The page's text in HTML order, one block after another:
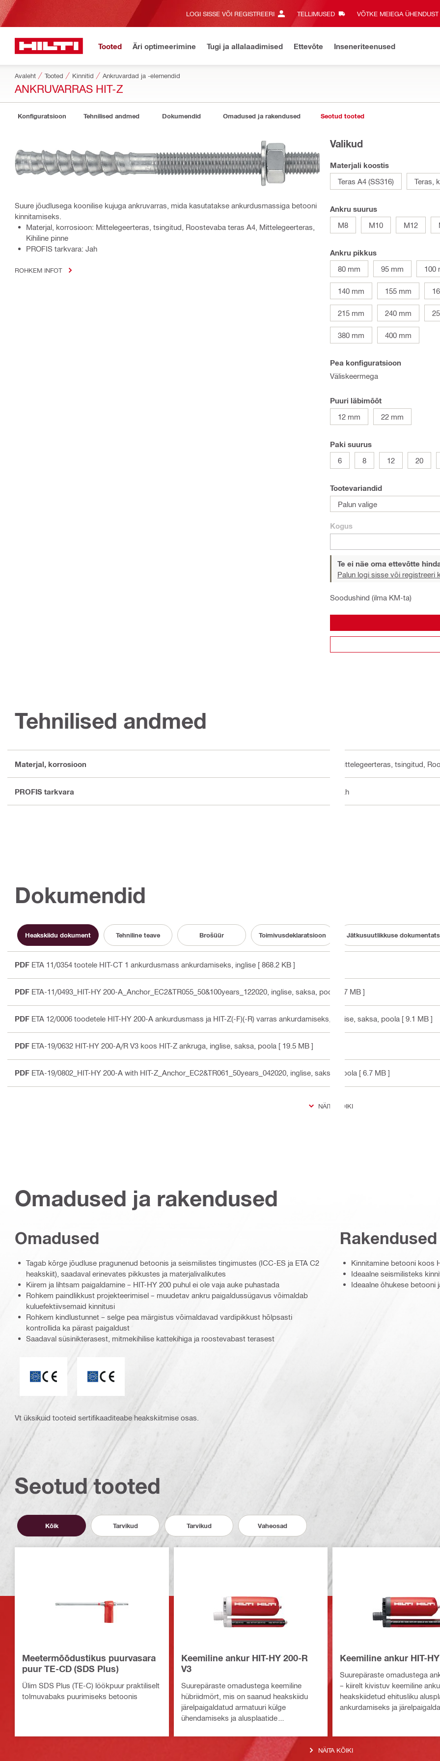
LOGI SISSE VÕI REGISTREERI TELLIMUSED VÕTKE MEIEGA ÜHENDUST‎
Tooted Äri optimeerimine Tugi ja allalaadimised Ettevõte Inseneriteenused
Avaleht Tooted Kinnitid Ankruvardad ja -elemendid
ANKRUVARRAS HIT-Z
Konfiguratsioon Tehnilised andmed Dokumendid Omadused ja rakendused Seotud tooted
Suure jõudlusega koonilise kujuga ankruvarras, mida kasutatakse ankurdusmassiga betooni
kinnitamiseks.
Materjal, korrosioon: Mittelegeerteras, tsingitud, Roostevaba teras A4, Mittelegeerteras,
Kihiline pinne
PROFIS tarkvara: Jah
ROHKEM INFOT
Valikud
Materjali koostis
Teras A4 (SS316)
Teras,
Ankru suurus
M8
M10 M12
Ankru pikkus
80 mm
95 mm 100
140 mm 155 mm
215 mm 240 mm
380 mm 400 mm
Pea konfiguratsioon
Väliskeermega
Puuri läbimõõt
12 mm
22 mm
Paki suurus
6
8 12 20
Tootevariandid
Palun valige
Kogus
Te ei näe oma ettevõtte
Palun logi sisse või registreeri
Soodushind (ilma KM-ta)
Tehnilised andmed
Materjal, korrosioon Mittelegeerteras, tsingitud,
PROFIS tarkvara Jah
Dokumendid
Heakskiidu dokument Tehniline teave Brošüür Toimivusdeklaratsioon Jätkusuutlikkuse
PDF ETA 11/0354 tootele HIT-CT 1 ankurdusmass ankurdamiseks , inglise [ 868.2 KB ]
PDF ETA-11/0493_HIT-HY 200-A_Anchor_EC2&TR055_50&100years_122020 , inglise, saksa, poola [ 7 MB ]
PDF ETA 12/0006 toodetele HIT-HY 200-A ankurdusmass ja HIT-Z(-F)(-R) varras ankurdamiseks , inglise, saksa, poola [ 9.1 MB ]
PDF ETA-19/0632 HIT-HY 200-A/R V3 koos HIT-Z ankruga , inglise, saksa, poola [ 19.5 MB ]
PDF ETA-19/0802_HIT-HY 200-A with HIT-Z_Anchor_EC2&TR061_50years_042020 , inglise, saksa, poola [ 6.7 MB ]
NÄITA KÕIKI
Omadused ja rakendused
Omadused
Tagab kõrge jõudluse pragunenud betoonis ja seismilistes tingimustes (ICC-ES ja ETA C2
heakskiit), saadaval erinevates pikkustes ja materjalivalikutes
Kiirem ja lihtsam paigaldamine – HIT-HY 200 puhul ei ole vaja auke puhastada
Rohkem paindlikkust projekteerimisel – muudetav ankru paigaldussügavus võimaldab
kuluefektiivsemaid kinnitusi
Rohkem kindlustunnet – selge pea märgistus võimaldavad vardipikkust hõlpsasti
kontrollida ka pärast paigaldust
Saadaval süsinikterasest, mitmekihilise kattekihiga ja roostevabast terasest
Rakendused
Kinnitamine betooni koos
Ideaalne seismilisteks
Ideaalne õhukese betooni
Vt üksikuid tooteid sertifikaaditeabe heakskiitmise osas.
Seotud tooted
Kõik Tarvikud Tarvikud Vaheosad
Meetermõõdustikus puurvasara
puur TE-CD (SDS Plus)
Ülim SDS Plus (TE-C) löökpuur praktiliselt
tolmuvabaks puurimiseks betoonis
Keemiline ankur HIT-HY 200-R
V3
Suurepäraste omadustega keemiline
hübriidmört, mis on saanud heakskiidu
järelpaigaldatud armatuuri külge
ühendamiseks ja alusplaatide
Keemiline ankur HIT-
Suurepäraste omadustega
– kiirelt kivistuv keemiline
heakskiidetud ehitusliku
ankurdamiseks ja
NÄITA KÕIKI